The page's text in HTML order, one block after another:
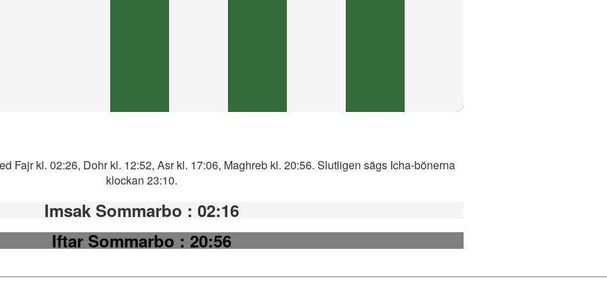
Fajr kl. 02:26, Dohr kl. 12:52, Asr kl. 17:06, Maghreb kl. 20:56. Slutligen sägs Icha-bönerna
klockan 23:10.
Imsak Sommarbo : 02:16
Iftar Sommarbo: 20:56